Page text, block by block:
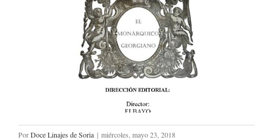
PorDoce Linajes de Soria | miércoles, mayo 23, 2018